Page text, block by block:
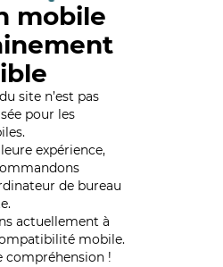
mobile
site n’est pas
pour les
expérience,
de bureau
actuellement à
mobile.
compréhension !